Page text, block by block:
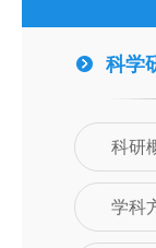
科学
科研
学科